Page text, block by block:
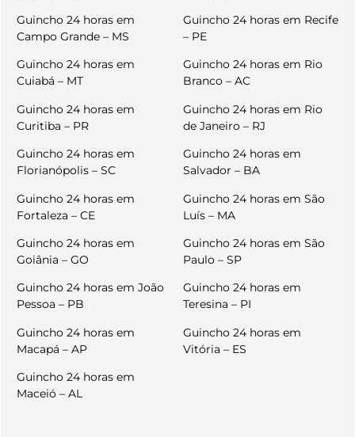
Guincho 24 horas em
Campo Grande – MS
Guincho 24 horas em
Cuiabá – MT
Guincho 24 horas em
Curitiba – PR
Guincho 24 horas em
Florianópolis – SC
Guincho 24 horas em
Fortaleza – CE
Guincho 24 horas em
Goiânia – GO
Guincho 24 horas em João
Pessoa – PB
Guincho 24 horas em
Macapá – AP
Guincho 24 horas em
Maceió – AL
Guincho 24 horas em Recife
– PE
Guincho 24 horas em Rio
Branco – AC
Guincho 24 horas em Rio
de Janeiro – RJ
Guincho 24 horas em
Salvador – BA
Guincho 24 horas em São
Luís – MA
Guincho 24 horas em São
Paulo – SP
Guincho 24 horas em
Teresina – PI
Guincho 24 horas em
Vitória – ES